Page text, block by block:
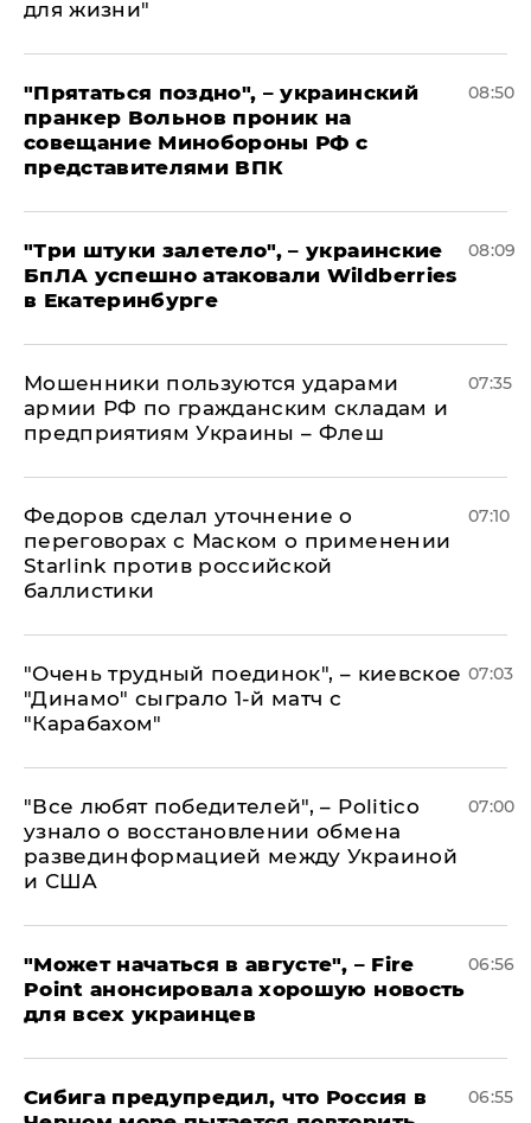
для жизни"
"Прятаться поздно", – украинский
пранкер Вольнов проник на
совещание Минобороны РФ с
представителями ВПК
08:50
"Три штуки залетело", – украинские
БпЛА успешно атаковали Wildberries
в Екатеринбурге
08:09
Мошенники пользуются ударами
армии РФ по гражданским складам и
предприятиям Украины – Флеш
07:35
Федоров сделал уточнение о
переговорах с Маском о применении
Starlink против российской
баллистики
07:10
"Очень трудный поединок", – киевское
"Динамо" сыграло 1-й матч с
"Карабахом"
07:03
​"Все любят победителей", – Politico
узнало о восстановлении обмена
развединформацией между Украиной
и США
07:00
"Может начаться в августе", – Fire
Point анонсировала хорошую новость
для всех украинцев
06:56
Сибига предупредил, что Россия в
06:55